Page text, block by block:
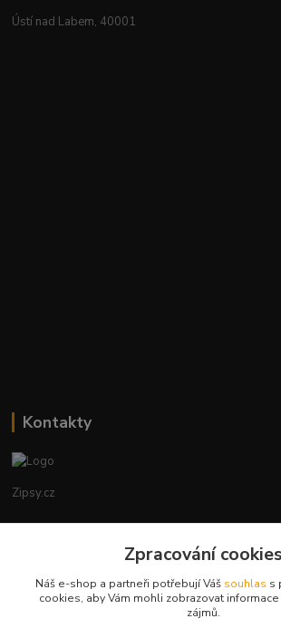
Ústí nad Labem, 40001
Kontakty
Zipsy.cz
+420774877333
obchod@zipsy.cz
Zpracování cookies
Náš e-shop a partneři potřebují Váš souhlas s
cookies, aby Vám mohli zobrazovat informace
zájmů.